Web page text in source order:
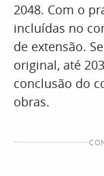
2048. Com o
incluídas no
de extensão.
original, até
conclusão do
obras.